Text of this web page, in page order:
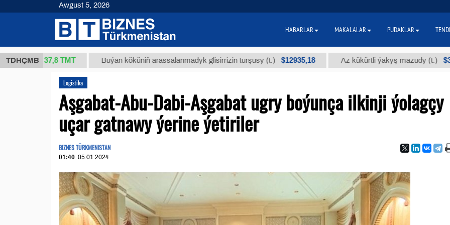
TDHÇMB
37,8 ТМТ Buýan köküniň arassalanmadyk glisirrizin turşusy (t.) $12935,18 Az kükürtli ýakyş mazudy (t.) $300
Logistika
Aşgabat-Abu-Dabi-Aşgabat ugry boýunça ilkinji ýolagçy
uçar gatnawy ýerine ýetiriler
BIZNES TÜRKMENISTAN
01:40 05.01.2024
Awgust 5, 2026
HABARLAR MAKALALAR PUDAKLAR